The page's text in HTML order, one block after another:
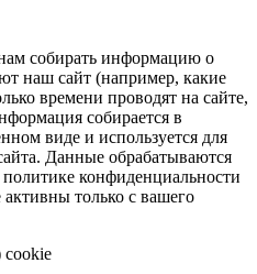
собирать информацию о
наш сайт (например, какие
времени проводят на сайте,
собирается в
виде и используется для
Данные обрабатываются
конфиденциальности
только с вашего
cookie